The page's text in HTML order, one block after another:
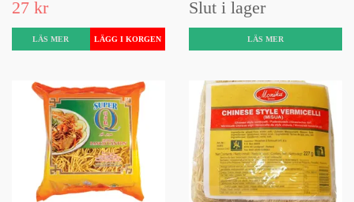
27 kr
LÄS MER
Slut i lager
LÄS MER